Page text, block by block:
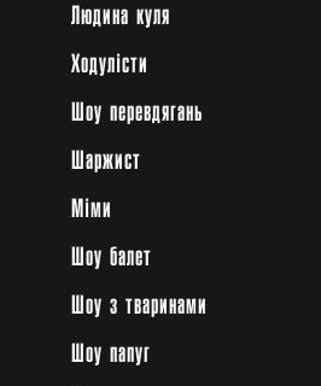
Людина куля
Ходулісти
Шоу перевдягань
Шаржист
Міми
Шоу балет
Шоу з тваринами
Шоу папуг